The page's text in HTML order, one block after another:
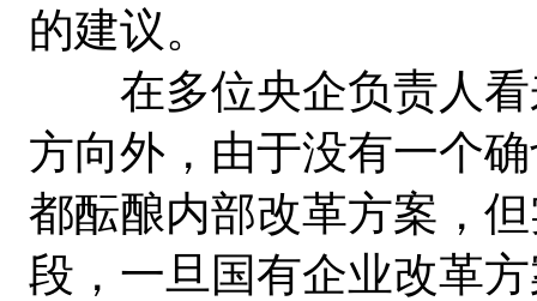
的建议。
在多位央企负责人看
方向外，由于没有一个
都酝酿内部改革方案，
段，一旦国有企业改革